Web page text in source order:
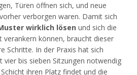
Türen öffnen sich, und neue
verborgen waren. Damit sich
wirklich lösen und sich die
verankern können, braucht dieser
Schritte. In der Praxis hat sich
vier bis sieben Sitzungen notwendig
ihren Platz findet und die